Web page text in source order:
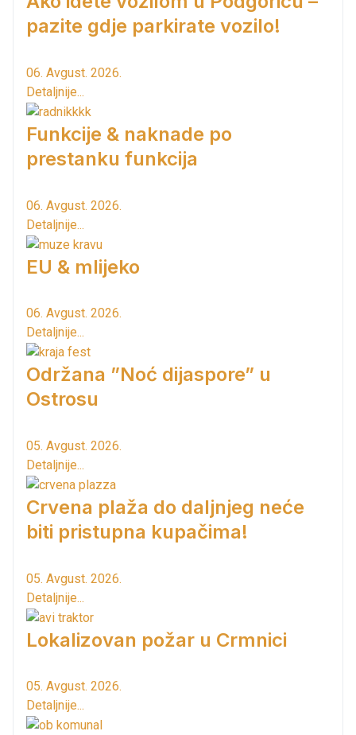
pazite gdje parkirate vozilo!
06. Avgust. 2026.
Detaljnije...
Funkcije & naknade po
prestanku funkcija
06. Avgust. 2026.
Detaljnije...
EU & mlijeko
06. Avgust. 2026.
Detaljnije...
Održana ”Noć dijaspore” u
Ostrosu
05. Avgust. 2026.
Detaljnije...
Crvena plaža do daljnjeg neće
biti pristupna kupačima!
05. Avgust. 2026.
Detaljnije...
Lokalizovan požar u Crmnici
05. Avgust. 2026.
Detaljnije...